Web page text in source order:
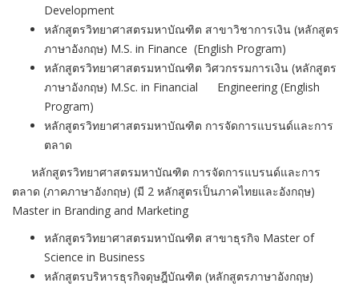
Development
หลักสูตรวิทยาศาสตรมหาบัณฑิต สาขาวิชาการเงิน (หลักสูตร
ภาษาอังกฤษ) M.S. in Finance (English Program)
หลักสูตรวิทยาศาสตรมหาบัณฑิต วิศวกรรมการเงิน (หลักสูตร
ภาษาอังกฤษ) M.Sc. in Financial Engineering (English
Program)
หลักสูตรวิทยาศาสตรมหาบัณฑิต การจัดการแบรนด์และการ
ตลาด
หลักสูตรวิทยาศาสตรมหาบัณฑิต การจัดการแบรนด์และการ
ตลาด (ภาคภาษาอังกฤษ) (มี 2 หลักสูตรเป็นภาคไทยและอังกฤษ)
Master in Branding and Marketing
หลักสูตรวิทยาศาสตรมหาบัณฑิต สาขาธุรกิจ Master of
Science in Business
หลักสูตรบริหารธุรกิจดุษฎีบัณฑิต (หลักสูตรภาษาอังกฤษ)